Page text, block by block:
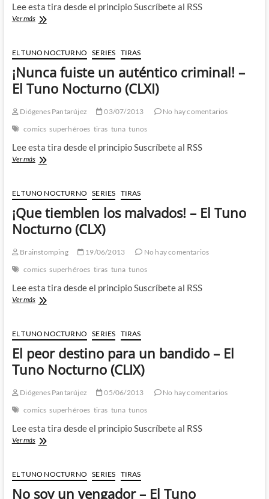
Lee esta tira desde el principio Suscríbete al RSS
Ver másEl
bueno…
–
El
Nocturno
EL TUNO NOCTURNO SERIES TIRAS
¡Nunca fuiste un auténtico criminal! –
El Tuno Nocturno (CLXI)
Diógenes Pantarújez 03/07/2013
No hay comentarios
comics superhéroes tiras tuna tunos
Lee esta tira desde el principio Suscríbete al RSS
Ver más¡Nunca
auténtico
criminal!
–
El
Tuno
(CLXI)
EL TUNO NOCTURNO SERIES TIRAS
¡Que tiemblen los malvados! – El Tuno
Nocturno (CLX)
Brainstomping 19/06/2013
No hay comentarios
comics superhéroes tiras tuna tunos
Lee esta tira desde el principio Suscríbete al RSS
Ver más¡Que
malvados!
–
El
Tuno
Nocturno
EL TUNO NOCTURNO SERIES TIRAS
El peor destino para un bandido – El
Tuno Nocturno (CLIX)
Diógenes Pantarújez 05/06/2013
No hay comentarios
comics superhéroes tiras tuna tunos
Lee esta tira desde el principio Suscríbete al RSS
Ver másEl
para
un
bandido
EL TUNO NOCTURNO SERIES TIRAS
No soy un vengador – El Tuno